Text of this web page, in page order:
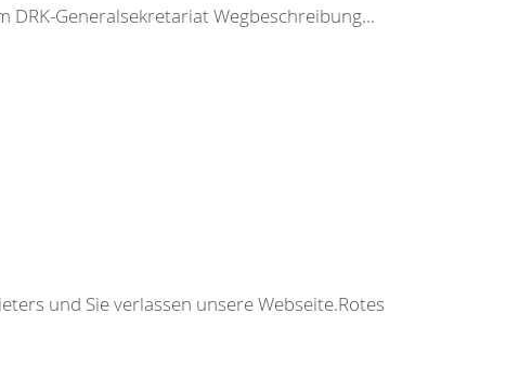
DRK-Generalsekretariat Wegbeschreibung...
und Sie verlassen unsere Webseite.Rotes